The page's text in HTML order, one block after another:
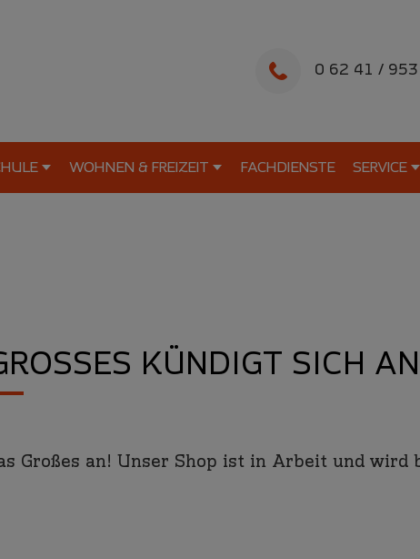
0 62 41 /
WOHNEN & FREIZEIT FACHDIENSTE SERVICE
KÜNDIGT SICH AN
Großes an! Unser Shop ist in Arbeit und